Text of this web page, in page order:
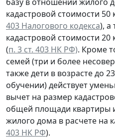
кадастровой стоимости
403 Налогового кодекса), а
кадастровой стоимости
(п. 3 ст. 403 НК РФ). Кроме
семей (три и более
также дети в возрасте до
обучении) действует
вычет на размер
общей площади квартиры
жилого дома в расчете на
403 НК РФ).